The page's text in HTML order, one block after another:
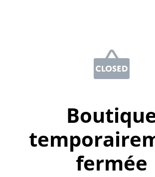
fermée